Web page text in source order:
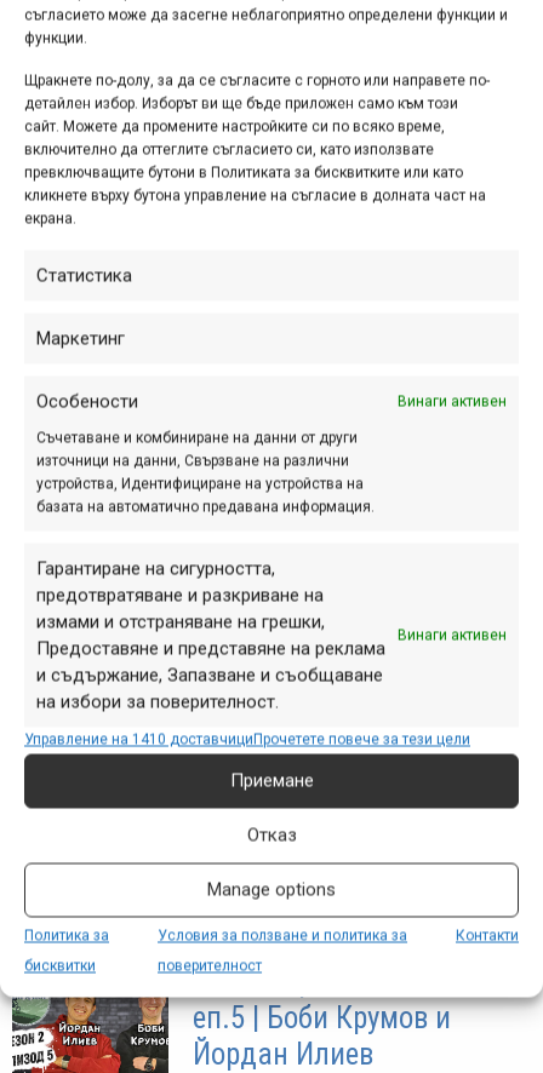
съгласието може да засегне неблагоприятно определени функции и
функции.
Щракнете по-долу, за да се съгласите с горното или направете по-
детайлен избор. Изборът ви ще бъде приложен само към този
сайт. Можете да промените настройките си по всяко време,
включително да оттеглите съгласието си, като използвате
превключващите бутони в Политиката за бисквитките или като
кликнете върху бутона управление на съгласие в долната част на
екрана.
Статистика
Маркетинг
Особености Винаги активен
Съчетаване и комбиниране на данни от други
източници на данни, Свързване на различни
устройства, Идентифициране на устройства на
базата на автоматично предавана информация.
Гарантиране на сигурността,
предотвратяване и разкриване на
измами и отстраняване на грешки,
Предоставяне и представяне на реклама
и съдържание, Запазване и съобщаване
на избори за поверителност.
Винаги активен
Управление на 1410 доставчициПрочетете повече за тези цели
Приемане
Отказ
Manage options
Политика за
бисквитки
Условия за ползване и политика за
поверителност
Контакти
се нареди сред най-популярните в
„Без спирачки“, сезон 2,
еп.7 | Димитър Гайдов и
българското спускане (и форкрос) -
Димитър Гайдов и Георги Радев.
„Без спирачки“, сезон 2,
еп.6 | Велоклуб „Крива
спица“
май 15, 2024 at 16:56.
през всички теми в рамките на този
интересен разговор с цели трима
представители на Велоклуб „Крива
спица“ - един от най-известните,
най-активни, а и...
„Без спирачки“, сезон 2,
еп.5 | Боби Крумов и
Йордан Илиев